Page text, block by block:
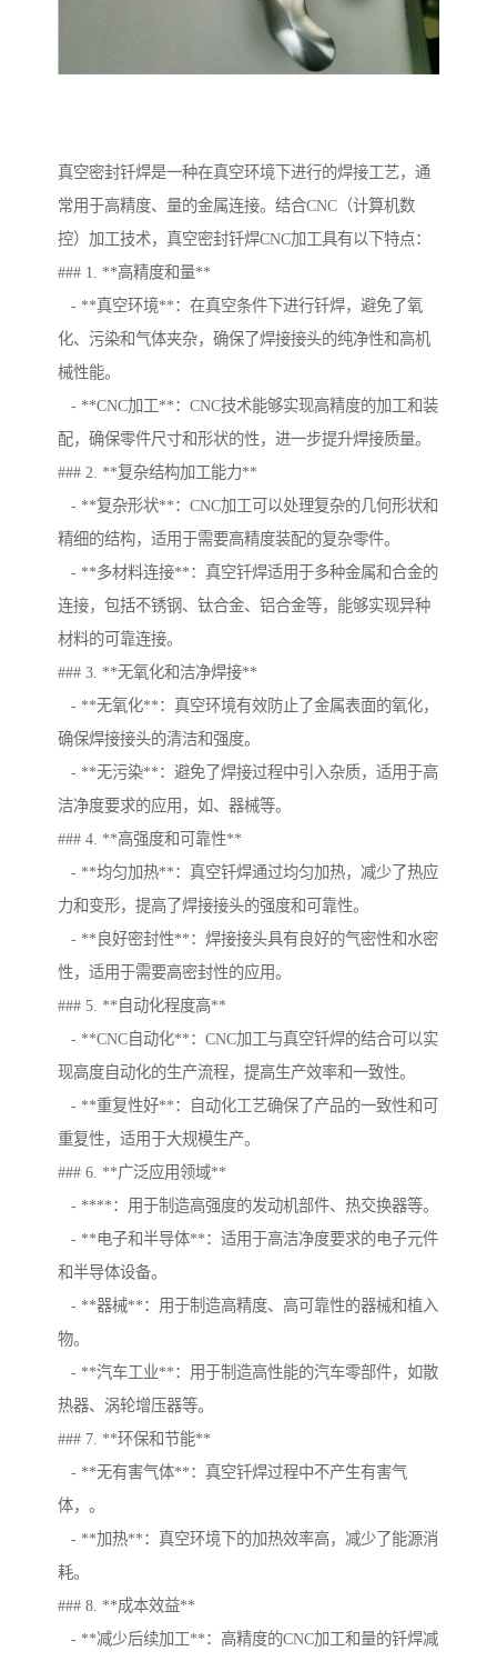
真空密封钎焊是一种在真空环境下进行的焊接工艺，通
常用于高精度、量的金属连接。结合CNC（计算机数
控）加工技术，真空密封钎焊CNC加工具有以下特点：
### 1. **高精度和量**
- **真空环境**：在真空条件下进行钎焊，避免了氧
化、污染和气体夹杂，确保了焊接接头的纯净性和高机
械性能。
- **CNC加工**：CNC技术能够实现高精度的加工和装
配，确保零件尺寸和形状的性，进一步提升焊接质量。
### 2. **复杂结构加工能力**
- **复杂形状**：CNC加工可以处理复杂的几何形状和
精细的结构，适用于需要高精度装配的复杂零件。
- **多材料连接**：真空钎焊适用于多种金属和合金的
连接，包括不锈钢、钛合金、铝合金等，能够实现异种
材料的可靠连接。
### 3. **无氧化和洁净焊接**
- **无氧化**：真空环境有效防止了金属表面的氧化，
确保焊接接头的清洁和强度。
- **无污染**：避免了焊接过程中引入杂质，适用于高
洁净度要求的应用，如、器械等。
### 4. **高强度和可靠性**
- **均匀加热**：真空钎焊通过均匀加热，减少了热应
力和变形，提高了焊接接头的强度和可靠性。
- **良好密封性**：焊接接头具有良好的气密性和水密
性，适用于需要高密封性的应用。
### 5. **自动化程度高**
- **CNC自动化**：CNC加工与真空钎焊的结合可以实
现高度自动化的生产流程，提高生产效率和一致性。
- **重复性好**：自动化工艺确保了产品的一致性和可
重复性，适用于大规模生产。
### 6. **广泛应用领域**
- ****：用于制造高强度的发动机部件、热交换器等。
- **电子和半导体**：适用于高洁净度要求的电子元件
和半导体设备。
- **器械**：用于制造高精度、高可靠性的器械和植入
物。
- **汽车工业**：用于制造高性能的汽车零部件，如散
热器、涡轮增压器等。
### 7. **环保和节能**
- **无有害气体**：真空钎焊过程中不产生有害气
体，。
- **加热**：真空环境下的加热效率高，减少了能源消
耗。
### 8. **成本效益**
- **减少后续加工**：高精度的CNC加工和量的钎焊减